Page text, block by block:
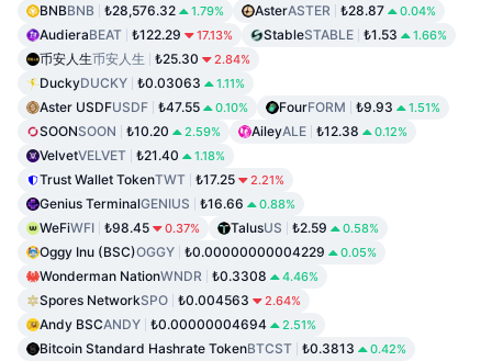
BNBBNB ₺28,576.32 1.79% AsterASTER ₺28.87 0.04%
AudieraBEAT ₺122.29 17.13% StableSTABLE ₺1.53 1.66%
币安人生币安人生 ₺25.30 2.84%
DuckyDUCKY ₺0.03063 1.11%
Aster USDFUSDF ₺47.55 0.10% FourFORM ₺9.93 1.51%
SOONSOON ₺10.20 2.59% AileyALE ₺12.38 0.12%
VelvetVELVET ₺21.40 1.18%
Trust Wallet TokenTWT ₺17.25 2.21%
Genius TerminalGENIUS ₺16.66 0.88%
WeFiWFI ₺98.45 0.37% TalusUS ₺2.59 0.58%
Oggy Inu (BSC)OGGY ₺0.00000000004229 0.05%
Wonderman NationWNDR ₺0.3308 4.46%
Spores NetworkSPO ₺0.004563 2.64%
Andy BSCANDY ₺0.00000004694 2.51%
Bitcoin Standard Hashrate TokenBTCST ₺0.3813 0.42%